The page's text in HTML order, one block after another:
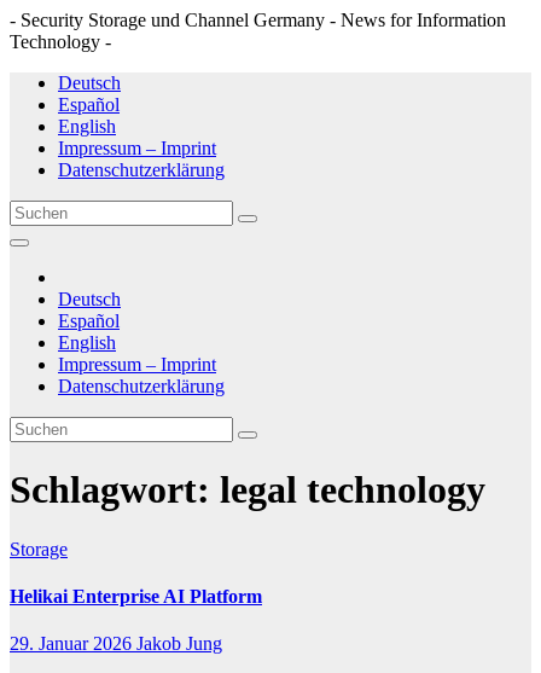
- Security Storage und Channel Germany - News for Information
Technology -
Zum
Inhalt
springen
Deutsch
Español
English
Impressum – Imprint
Datenschutzerklärung
Deutsch
Español
English
Impressum – Imprint
Datenschutzerklärung
Schlagwort: legal technology
Storage
Helikai Enterprise AI Platform
29. Januar 2026 Jakob Jung